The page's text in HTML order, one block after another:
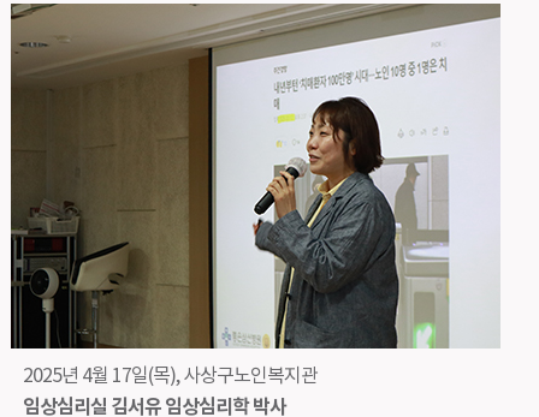
2025년 4월 17일(목), 사상구노인복지관
임상심리실 김서유 임상심리학 박사